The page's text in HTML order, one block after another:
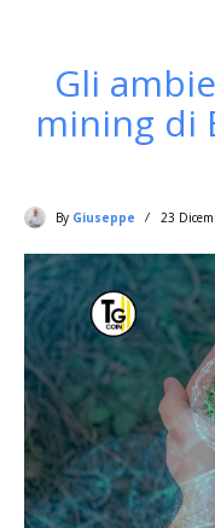
Gli
mining di
By Giuseppe 23